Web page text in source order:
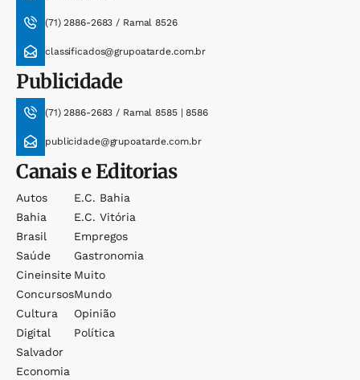
(71) 2886-2683 / Ramal 8526
classificados@grupoatarde.com.br
Publicidade
(71) 2886-2683 / Ramal 8585 | 8586
publicidade@grupoatarde.com.br
Canais e Editorias
Autos
Bahia
Brasil
Saúde
Cineinsite
Concursos
Cultura
Digital
Salvador
Economia
E.c. Bahia
E.c. Vitória
Empregos
Gastronomia
Muito
Mundo
Opinião
Política